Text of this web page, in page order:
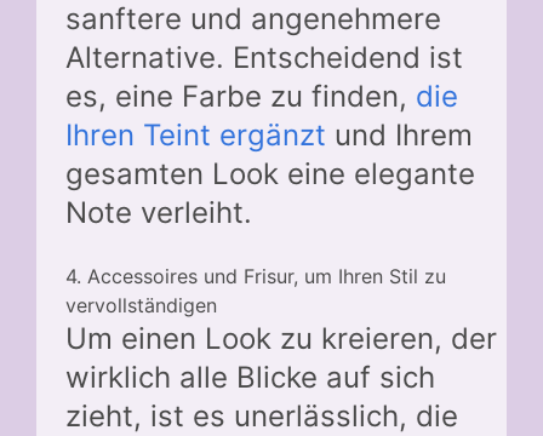
sanftere und angenehmere
Alternative. Entscheidend ist
es, eine Farbe zu finden, die
Ihren Teint ergänzt und Ihrem
gesamten Look eine elegante
Note verleiht.
4. Accessoires und Frisur, um Ihren Stil zu
vervollständigen
Um einen Look zu kreieren, der
wirklich alle Blicke auf sich
zieht, ist es unerlässlich, die